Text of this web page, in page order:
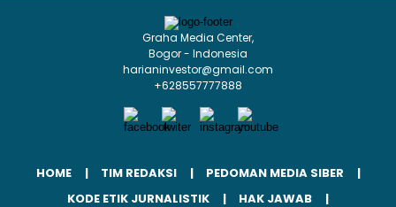
Graha Media Center,
Bogor - Indonesia
harianinvestor@gmail.com
+628557777888
HOME TIM REDAKSI
PEDOMAN MEDIA SIBER
KODE ETIK JURNALISTIK
HAK JAWAB